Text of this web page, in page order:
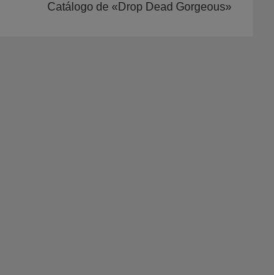
Catálogo de «Drop Dead Gorgeous»